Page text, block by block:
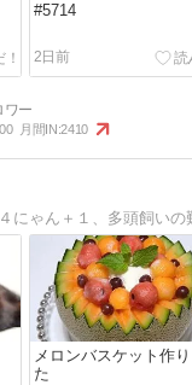
#5714
2日前
月間IN:2410
メロンバスケット作
た